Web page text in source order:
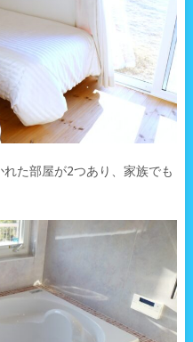
た部屋が2つあり、家族でも